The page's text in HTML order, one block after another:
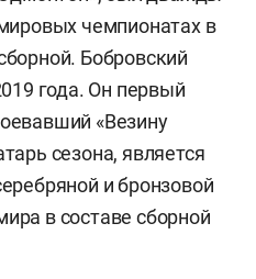
чемпионатах в
Бобровский
года. Он первый
«Везину
сезона, является
и бронзовой
в составе сборной